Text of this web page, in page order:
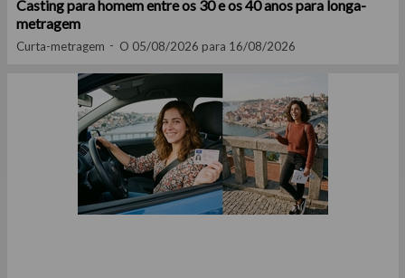
Casting para homem entre os 30 e os 40 anos para longa-
metragem
Curta-metragem O 05/08/2026 para 16/08/2026